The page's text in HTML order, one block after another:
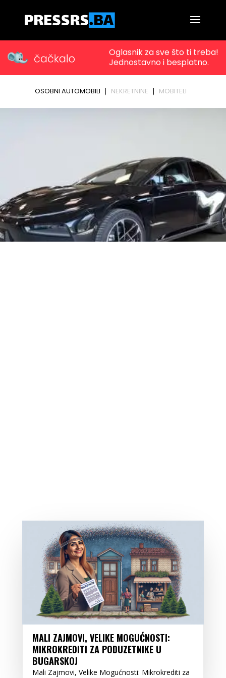
MALI ZAJMOVI, VELIKE MOGUĆNOSTI:
MIKROKREDITI ZA PODUZETNIKE U
BUGARSKOJ
Mali Zajmovi, Velike Mogućnosti: Mikrokrediti za